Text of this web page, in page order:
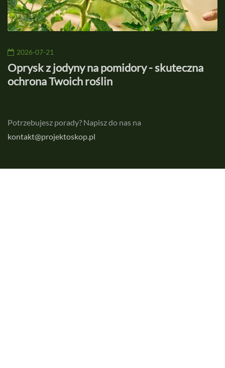
2026-07-21
Oprysk z jodyny na pomidory - skuteczna
ochrona Twoich roślin
Potrzebujesz porady? Napisz do nas na
kontakt@projektoskop.pl